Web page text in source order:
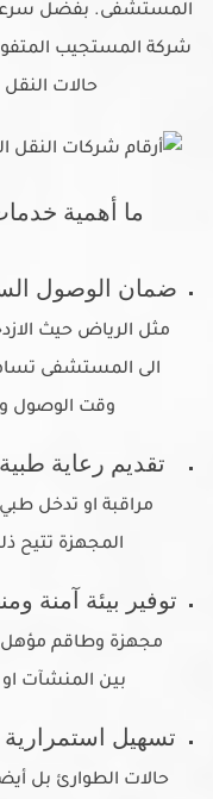
المستشفى. بفضل سرعة
شركة المستجيب
حالات
ما أهمية
ضمان الوصول
مثل الرياض حيث
الى المستشفى
وقت الوصول
تقديم رعاية طبية
مراقبة او تدخل
المجهزة تتيح
توفير بيئة آمنة
مجهزة وطاقم مؤهل
بين المنشآت او
تسهيل
حالات الطوارئ بل